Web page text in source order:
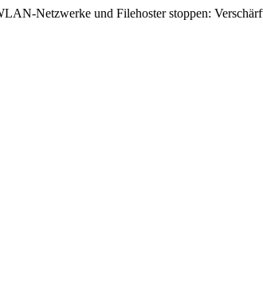
Netzwerke und Filehoster stoppen: